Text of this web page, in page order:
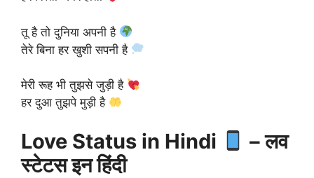
तू है तो दुनिया अपनी है
तेरे बिना हर खुशी सपनी है
मेरी रूह भी तुझसे जुड़ी है
हर दुआ तुझपे मुड़ी है
Love Status in Hindi
– लव
स्टेटस इन हिंदी